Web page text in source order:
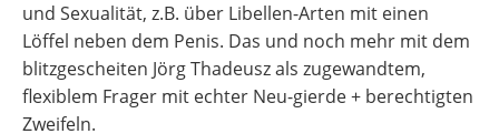
und Sexualität, z.B. über Libellen-Arten mit einen
Löffel neben dem Penis. Das und noch mehr mit dem
blitzgescheiten Jörg Thadeusz als zugewandtem,
flexiblem Frager mit echter Neu-gierde + berechtigten
Zweifeln.